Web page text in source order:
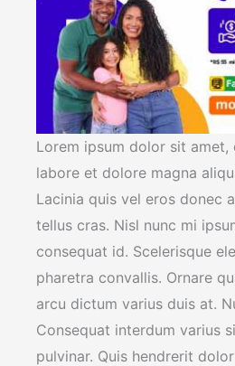
Lorem ipsum dolor sit
labore et dolore magna
Lacinia quis vel eros donec
tellus cras. Nisl nunc mi
consequat id. Scelerisque
pharetra convallis. Ornare
arcu dictum varius duis at.
Consequat interdum varius
pulvinar. Quis hendrerit